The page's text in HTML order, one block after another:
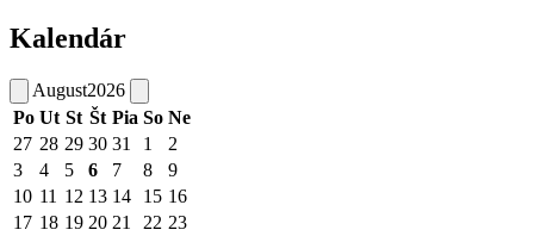
Kalendár
August2026
Po Ut St Št Pia So Ne
27 28 29 30 31 1
2
3
4 5 6 7 8
9
10 11 12 13 14 15 16
17 18 19 20 21 22 23